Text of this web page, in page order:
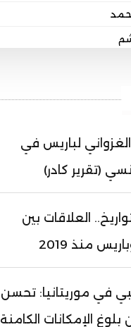
ولد محمد محمود
بده
بكار
أج
لباريس في
(تقرير كادر)
العلاقات بين
منذ 2019
في موريتانيا: تحسن
الإمكانات الكامنة